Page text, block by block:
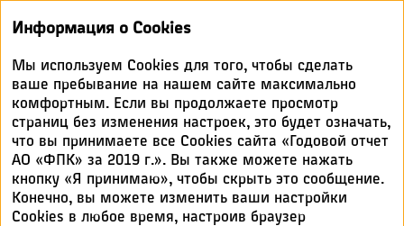
отчет 2019
ОБРАЩЕНИЕ ГЕНЕРАЛЬНОГО
ДИРЕКТОРА
Информация о Cookies
Мы используем Cookies для того, чтобы сделать
ваше пребывание на нашем сайте максимально
комфортным. Если вы продолжаете просмотр
страниц без изменения настроек, это будет означать,
что вы принимаете все Cookies сайта «Годовой отчет
АО «ФПК» за 2019 г.». Вы также можете нажать
кнопку «Я принимаю», чтобы скрыть это сообщение.
Конечно, вы можете изменить ваши настройки
Cookies в любое время, настроив браузер